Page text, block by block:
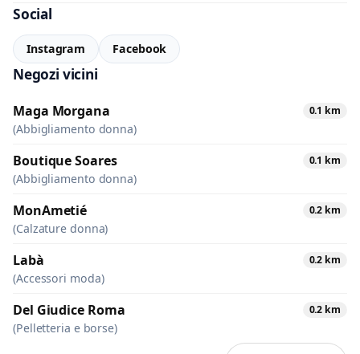
Social
Instagram Facebook
Negozi vicini
Maga Morgana 0.1 km
(Abbigliamento donna)
Boutique Soares 0.1 km
(Abbigliamento donna)
MonAmetié 0.2 km
(Calzature donna)
Labà 0.2 km
(Accessori moda)
Del Giudice Roma 0.2 km
(Pelletteria e borse)